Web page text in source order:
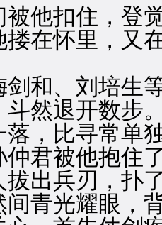
扣住，登觉
在怀里，又
、刘培生等
斗然退开数步
，比寻常单
仲君被他抱住
出兵刃，扑
青光耀眼，